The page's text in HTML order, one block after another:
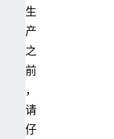
生
产
之
前
，
请
仔